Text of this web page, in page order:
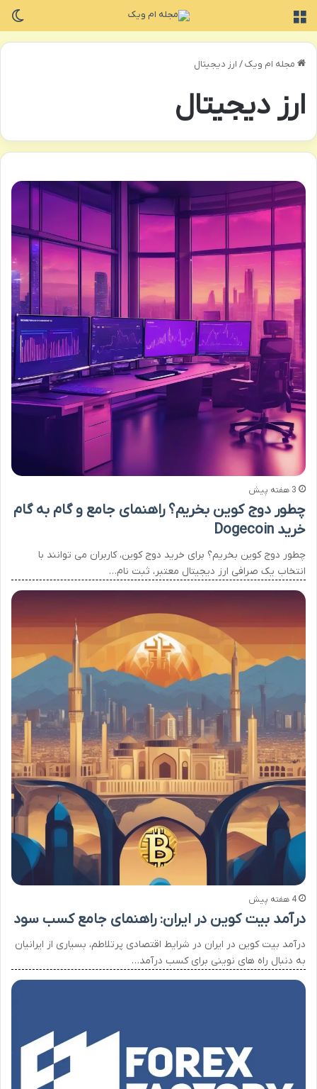
مجله ام ویک/ ارز دیجیتال
ارز دیجیتال
3 هفته پیش
چطور دوج کوین بخریم؟ راهنمای جامع و گام به گام
خرید Dogecoin
چطور دوج کوین بخریم؟ برای خرید دوج کوین، کاربران می توانند با
انتخاب یک صرافی ارز دیجیتال معتبر، ثبت نام…
4 هفته پیش
درآمد بیت کوین در ایران: راهنمای جامع کسب سود
درآمد بیت کوین در ایران در شرایط اقتصادی پرتلاطم، بسیاری از ایرانیان
به دنبال راه های نوینی برای کسب درآمد…